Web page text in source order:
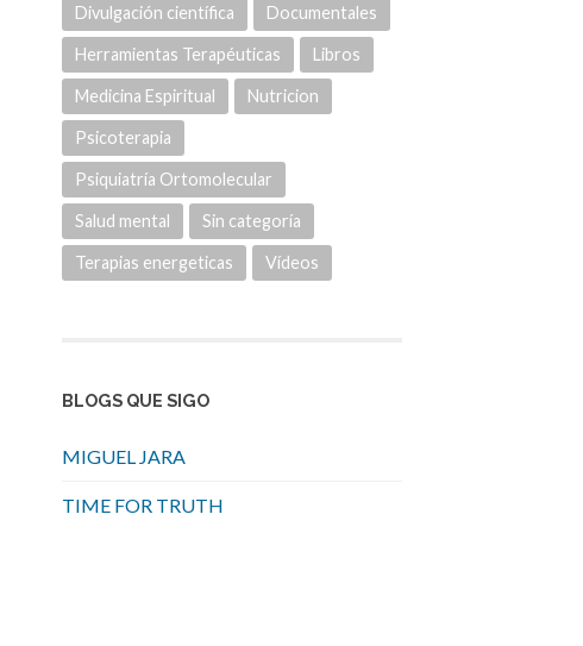
Divulgación científica Documentales
Herramientas Terapéuticas Libros
Medicina Espiritual Nutricion
Psicoterapia
Psiquiatría Ortomolecular
Salud mental Sin categoría
Terapias energeticas Vídeos
BLOGS QUE SIGO
MIGUEL JARA
TIME FOR TRUTH